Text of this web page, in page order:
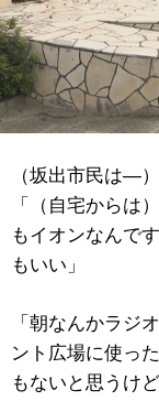
（坂出市民は―）
「（自宅からは
もイオンなんで
もいい」
「朝なんかラジ
ント広場に使っ
もないと思うけど